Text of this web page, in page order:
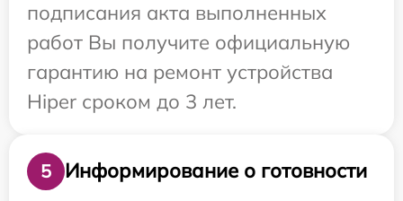
подписания акта выполненных
работ Вы получите официальную
гарантию на ремонт устройства
Hiper сроком до 3 лет.
5
Информирование о готовности